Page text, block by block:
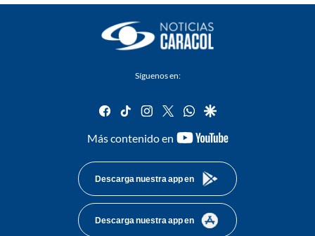
Síguenos en:
facebook
tiktok instagram
twitterwhatsapp
google
Más contenido en
youtube-
Descarga nuestra app en
Descarga nuestra app en